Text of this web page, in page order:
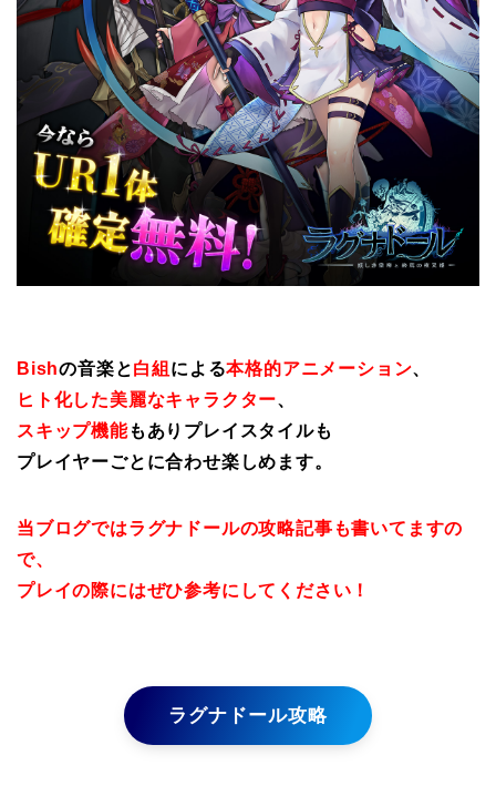
Bishの音楽と白組 による本格的アニメーション、
ヒト化した美麗なキャラクター、
スキップ機能もありプレイスタイルも
プレイヤーごとに合わせ楽しめます。
当ブログではラグナドールの攻略記事も書いてますの
で、
プレイの際にはぜひ参考にしてください！
ラグナドール攻略